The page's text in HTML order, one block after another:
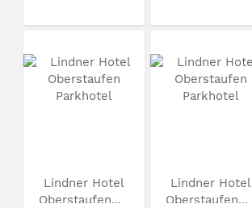
Lindner Hotel
Oberstaufen...
Lindner Hotel
Oberstaufen...